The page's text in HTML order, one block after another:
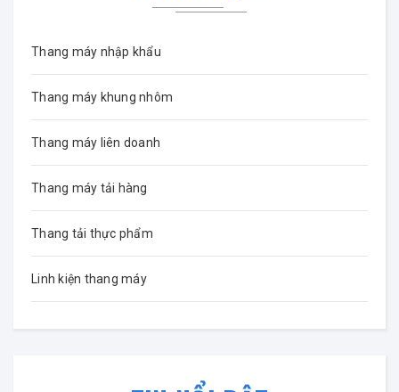
Thang máy nhập khẩu
Thang máy khung nhôm
Thang máy liên doanh
Thang máy tải hàng
Thang tải thực phẩm
Linh kiện thang máy